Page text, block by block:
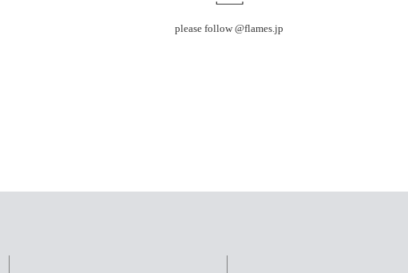
please follow@flames.jp